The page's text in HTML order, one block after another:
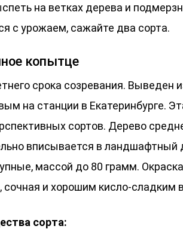
на ветках дерева и
с урожаем, сажайте два сорта.
копытце
срока созревания. Выведен
на станции в Екатеринбурге.
сортов. Дерево
вписывается в ландшафтный
массой до 80 грамм.
сочная и хорошим кисло-сладким
сорта: